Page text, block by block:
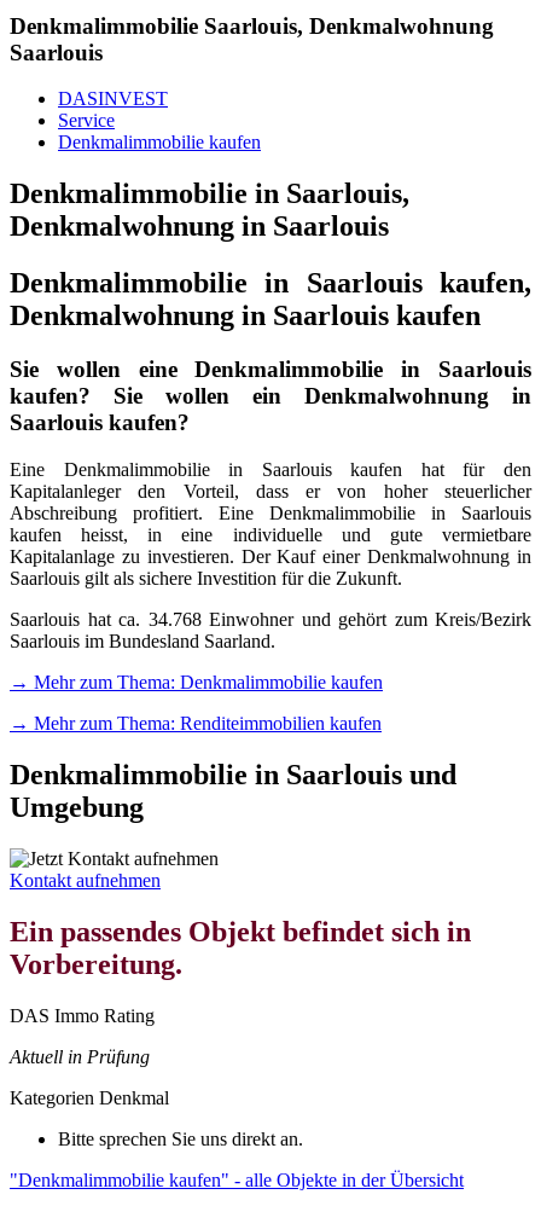
Denkmalimmobilie Saarlouis, Denkmalwohnung
Saarlouis
DASINVEST
Service
Denkmalimmobilie kaufen
Denkmalimmobilie in Saarlouis,
Denkmalwohnung in Saarlouis
Denkmalimmobilie in Saarlouis kaufen,
Denkmalwohnung in Saarlouis kaufen
Sie wollen eine Denkmalimmobilie in Saarlouis
kaufen? Sie wollen ein Denkmalwohnung in
Saarlouis kaufen?
Eine Denkmalimmobilie in Saarlouis kaufen hat für den
Kapitalanleger den Vorteil, dass er von hoher steuerlicher
Abschreibung profitiert. Eine Denkmalimmobilie in Saarlouis
kaufen heisst, in eine individuelle und gute vermietbare
Kapitalanlage zu investieren. Der Kauf einer Denkmalwohnung in
Saarlouis gilt als sichere Investition für die Zukunft.
Saarlouis hat ca. 34.768 Einwohner und gehört zum Kreis/Bezirk
Saarlouis im Bundesland Saarland.
→ Mehr zum Thema: Denkmalimmobilie kaufen
→ Mehr zum Thema: Renditeimmobilien kaufen
Denkmalimmobilie in Saarlouis und
Umgebung
Kontakt aufnehmen
Ein passendes Objekt befindet sich in
Vorbereitung.
DAS Immo Rating
Aktuell in Prüfung
Kategorien Denkmal
Bitte sprechen Sie uns direkt an.
"Denkmalimmobilie kaufen" - alle Objekte in der Übersicht